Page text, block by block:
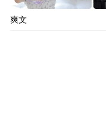
爽文